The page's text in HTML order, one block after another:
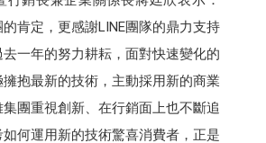
的肯定，更感謝LINE團隊的鼎力支持
一年的努力耕耘，面對快速變化的
抱最新的技術，主動採用新的商業
團重視創新、在行銷面上也不斷追
何運用新的技術驚喜消費者，正是